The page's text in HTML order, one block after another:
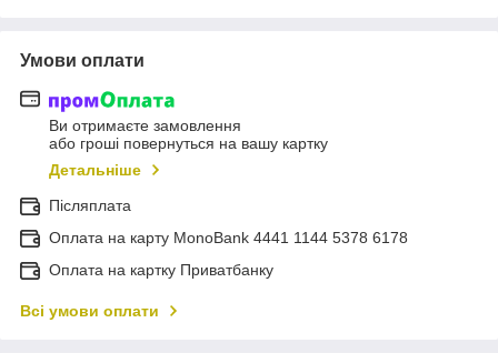
Умови оплати
Ви отримаєте замовлення
або гроші повернуться на вашу картку
Детальніше
Післяплата
Оплата на карту MonoBank 4441 1144 5378 6178
Оплата на картку Приватбанку
Всі умови оплати